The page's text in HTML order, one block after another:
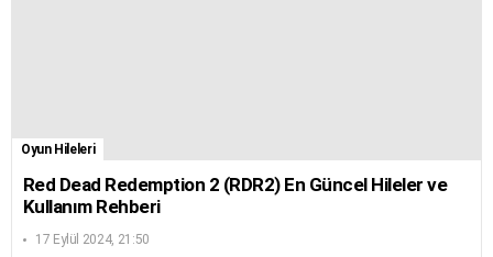
Oyun Hileleri
Red Dead Redemption 2 (RDR2) En Güncel Hileler ve
Kullanım Rehberi
17 Eylül 2024, 21:50